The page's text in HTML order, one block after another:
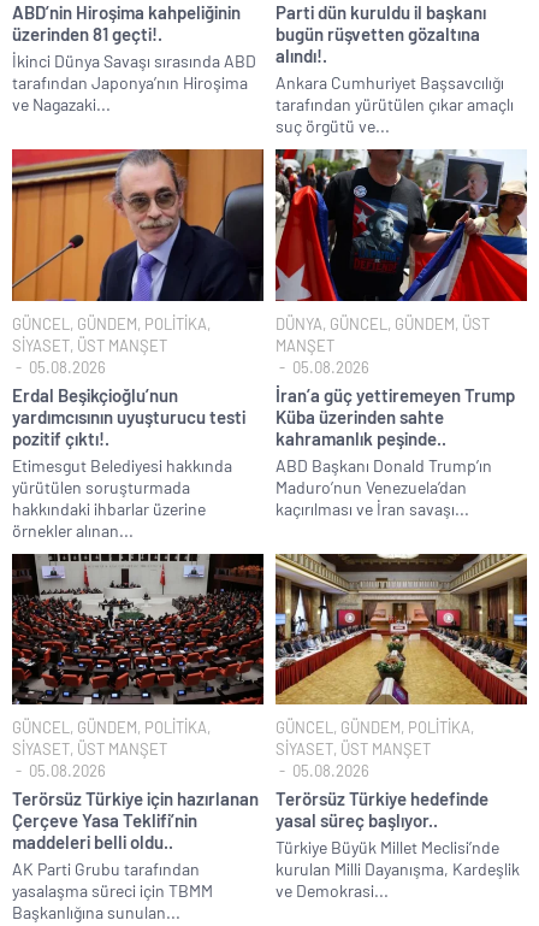
ABD’nin Hiroşima kahpeliğinin
üzerinden 81 geçti!.
İkinci Dünya Savaşı sırasında ABD
tarafından Japonya’nın Hiroşima
ve Nagazaki...
Parti dün kuruldu il başkanı
bugün rüşvetten gözaltına
alındı!.
Ankara Cumhuriyet Başsavcılığı
tarafından yürütülen çıkar amaçlı
suç örgütü ve...
GÜNCEL , GÜNDEM, POLİTİKA,
SİYASET, ÜST MANŞET
05.08.2026
Erdal Beşikçioğlu’nun
yardımcısının uyuşturucu testi
pozitif çıktı!.
Etimesgut Belediyesi hakkında
yürütülen soruşturmada
hakkındaki ihbarlar üzerine
örnekler alınan...
DÜNYA, GÜNCEL , GÜNDEM, ÜST
MANŞET
05.08.2026
İran’a güç yettiremeyen Trump
Küba üzerinden sahte
kahramanlık peşinde..
ABD Başkanı Donald Trump’ın
Maduro’nun Venezuela’dan
kaçırılması ve İran savaşı...
GÜNCEL , GÜNDEM, POLİTİKA,
SİYASET, ÜST MANŞET
05.08.2026
Terörsüz Türkiye için hazırlanan
Çerçeve Yasa Teklifi’nin
maddeleri belli oldu..
AK Parti Grubu tarafından
yasalaşma süreci için TBMM
Başkanlığına sunulan...
GÜNCEL , GÜNDEM, POLİTİKA,
SİYASET, ÜST MANŞET
05.08.2026
Terörsüz Türkiye hedefinde
yasal süreç başlıyor..
Türkiye Büyük Millet Meclisi’nde
kurulan Milli Dayanışma, Kardeşlik
ve Demokrasi...